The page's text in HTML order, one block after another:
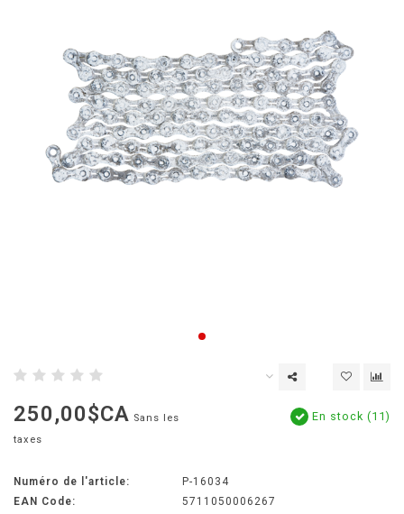
250,00$CA Sans les
taxes
En stock (11)
Numéro de l'article:
P-16034
EAN Code:
5711050006267